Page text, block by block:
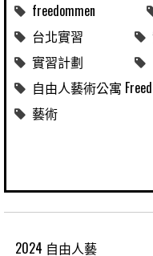
freedommen
台北實習
實習計劃
自由人藝術公寓
藝術
2024 自由人藝